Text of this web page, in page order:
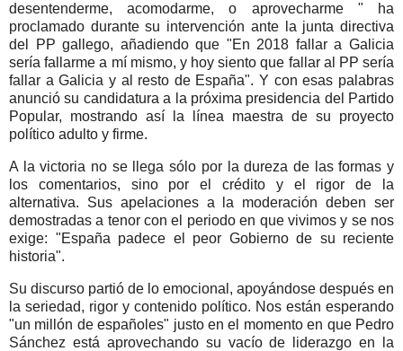
desentenderme, acomodarme, o aprovecharme " ha
proclamado durante su intervención ante la junta directiva
del PP gallego, añadiendo que "En 2018 fallar a Galicia
sería fallarme a mí mismo, y hoy siento que fallar al PP sería
fallar a Galicia y al resto de España". Y con esas palabras
anunció su candidatura a la próxima presidencia del Partido
Popular, mostrando así la línea maestra de su proyecto
político adulto y firme.
A la victoria no se llega sólo por la dureza de las formas y
los comentarios, sino por el crédito y el rigor de la
alternativa. Sus apelaciones a la moderación deben ser
demostradas a tenor con el periodo en que vivimos y se nos
exige: "España padece el peor Gobierno de su reciente
historia".
Su discurso partió de lo emocional, apoyándose después en
la seriedad, rigor y contenido político. Nos están esperando
"un millón de españoles" justo en el momento en que Pedro
Sánchez está aprovechando su vacío de liderazgo en la